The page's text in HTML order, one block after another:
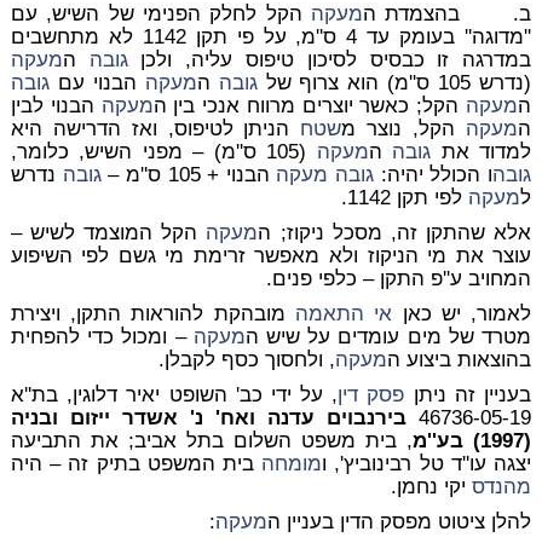
ב. בהצמדת המעקה הקל לחלק הפנימי של השיש, עם
''מדוגה'' בעומק עד 4 ס''מ, על פי תקן 1142 לא מתחשבים
במדרגה זו כבסיס לסיכון טיפוס עליה, ולכןגובה המעקה
(נדרש 105 ס''מ) הוא צרוף של
גובה המעקה הבנוי עםגובה
המעקה הקל; כאשר יוצרים מרווח אנכי בין המעקה הבנוי לבין
המעקה הקל, נוצר משטח הניתן לטיפוס, ואז הדרישה היא
למדוד את גובה המעקה (105 ס''מ) – מפני השיש, כלומר,
גובהו הכולל יהיה: גובה מעקה הבנוי + 105 ס''מ – גובה נדרש
למעקה לפי תקן 1142.
אלא שהתקן זה, מסכל ניקוז; המעקה הקל המוצמד לשיש –
עוצר את מי הניקוז ולא מאפשר זרימת מי גשם לפי השיפוע
המחויב ע''פ התקן – כלפי פנים.
לאמור, יש כאן אי התאמה מובהקת להוראות התקן, ויצירת
מטרד של מים עומדים על שיש המעקה – ומכול כדי להפחית
בהוצאות ביצוע המעקה, ולחסוך כסף לקבלן.
בעניין זה ניתן פסק דין, על ידי כב' השופט יאיר דלוגין, בת''א
46736-05-19 בירנבוים עדנה ואח' נ' אשדר ייזום ובניה
(1997) בע''מ
, בית משפט השלום בתל אביב; את התביעה
יצגה עו''ד טל רבינוביץ', ומומחה בית המשפט בתיק זה – היה
מהנדסיקי נחמן.
להלן ציטוט מפסק הדין בעניין המעקה: